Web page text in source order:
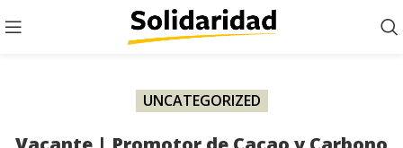
UNCATEGORIZED